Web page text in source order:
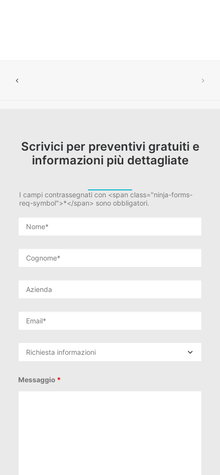
Scrivici per preventivi gratuiti e
informazioni più dettagliate
I campi contrassegnati con <span class="ninja-forms-
req-symbol">*</span> sono obbligatori.
Messaggio *